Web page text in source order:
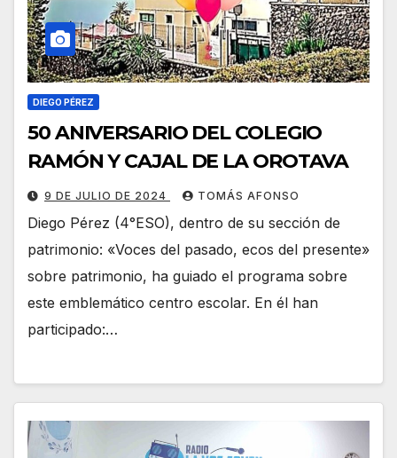
DIEGO PÉREZ
50 ANIVERSARIO DEL COLEGIO
RAMÓN Y CAJAL DE LA OROTAVA
9 DE JULIO DE 2024 TOMÁS AFONSO
Diego Pérez (4°ESO), dentro de su sección de
patrimonio: «Voces del pasado, ecos del presente»
sobre patrimonio, ha guiado el programa sobre
este emblemático centro escolar. En él han
participado:…